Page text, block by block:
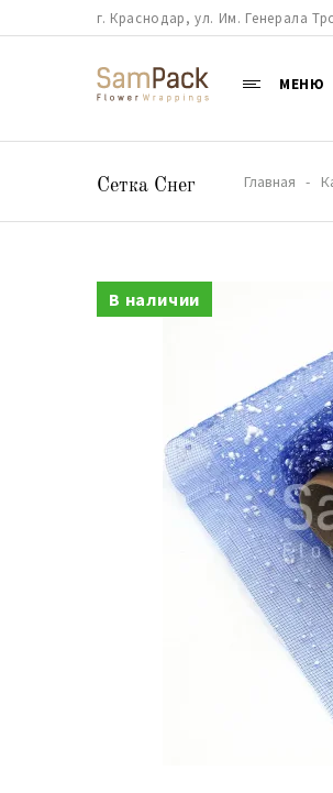
г. Краснодар, ул. Им. Генерала
МЕНЮ
Сетка Снег Главная
В наличии